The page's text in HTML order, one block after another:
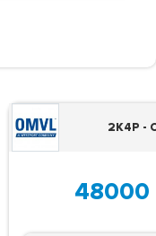
2K4P -
48000